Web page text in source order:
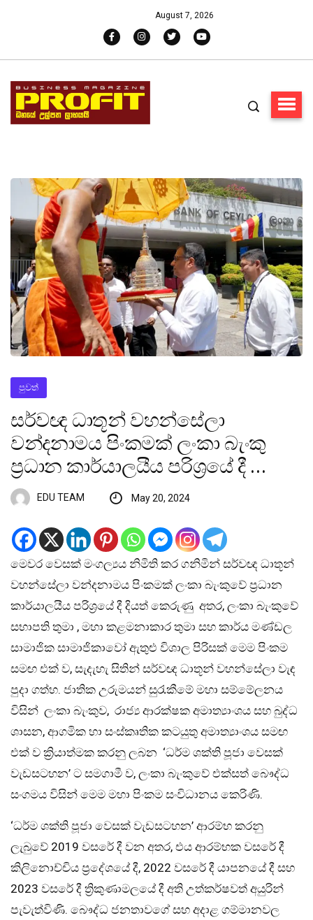
August 7, 2026
පුවත්
සර්වඥ ධාතූන් වහන්සේලා
වන්දනාමය පිංකමක් ලංකා බැංකු
ප්‍රධාන කාර්යාලයීය පරිශ්‍රයේ දී …
EDU TEAM May 20, 2024
මෙවර වෙසක් මංගල්‍යය නිමිති කර ගනිමින් සර්වඥ ධාතූන්
වහන්සේලා වන්දනාමය පිංකමක් ලංකා බැංකුවේ ප්‍රධාන
කාර්යාලයීය පරිශ්‍රයේ දී දියත් කෙරුණු අතර, ලංකා බැංකුවේ
සභාපති තුමා , මහා කළමනාකාර තුමා සහ කාර්ය මණ්ඩල
සාමාජික සාමාජිකාවෝ ඇතුළු විශාල පිරිසක් මෙම පිංකම
සමඟ එක් ව, සැදැහැ සිතින් සර්වඥ ධාතූන් වහන්සේලා වැඳ
පුදා ගත්හ. ජාතික උරුමයන් සුරැකීමේ මහා සම්මේලනය
විසින් ලංකා බැංකුව, රාජ්‍ය ආරක්ෂක අමාත්‍යාංශය සහ බුද්ධ
ශාසන, ආගමික හා සංස්කෘතික කටයුතු අමාත්‍යාංශය සමඟ
එක් ව ක්‍රියාත්මක කරනු ලබන ‘ධර්ම ශක්ති පූජා වෙසක්
වැඩසටහන’ ට සමගාමී ව, ලංකා බැංකුවේ එක්සත් බෞද්ධ
සංගමය විසින් මෙම මහා පිංකම සංවිධානය කෙරිණි.
‘ධර්ම ශක්ති පූජා වෙසක් වැඩසටහන’ ආරම්භ කරනු
ලැබුවේ 2019 වසරේ දී වන අතර, එය ආරම්භක වසරේ දී
කිලිනොච්චිය ප්‍රදේශයේ දී, 2022 වසරේ දී යාපනයේ දී සහ
2023 වසරේ දී ත්‍රිකුණාමලයේ දී අති උත්කර්ෂවත් අයුරින්
පැවැත්විණි. බෞද්ධ ජනතාවගේ සහ අදාළ ගම්මානවල